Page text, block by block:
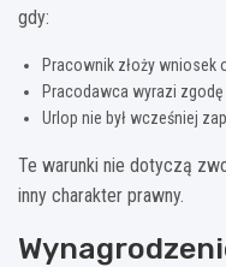
gdy:
Pracownik złoży
Pracodawca wyrazi
Urlop nie był wcześniej
Te warunki nie dotyczą
inny charakter prawny.